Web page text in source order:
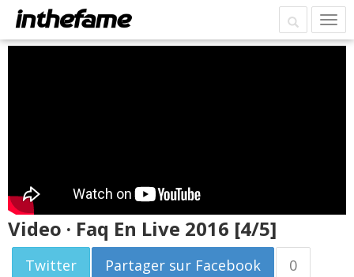
Video · Faq En Live 2016 [4/5]
Twitter Partager sur Facebook 0